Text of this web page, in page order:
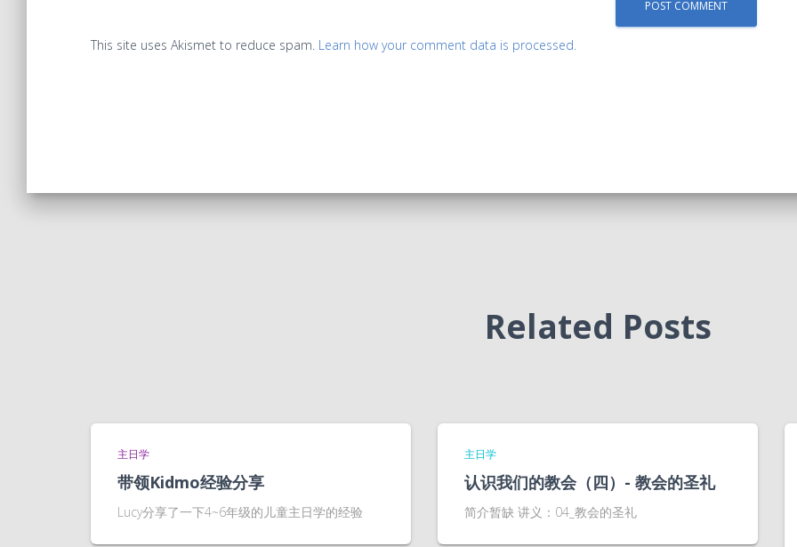
This site uses Akismet to reduce spam. Learn how your comment data is processed.
Related Posts
主日学
带领Kidmo经验分享
Lucy分享了一下4~6年级的儿童主日学的经验
主日学
认识我们的教会（四）- 教会的圣礼
简介暂缺 讲义：04_教会的圣礼